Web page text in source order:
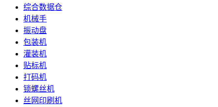
综合数据仓
机械手
振动盘
包装机
灌装机
贴标机
打码机
锁螺丝机
丝网印刷机